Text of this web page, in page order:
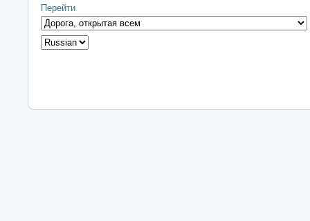
Перейти